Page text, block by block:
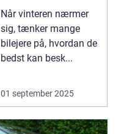
Når vinteren nærmer
sig, tænker mange
bilejere på, hvordan de
bedst kan besk...
01 september 2025